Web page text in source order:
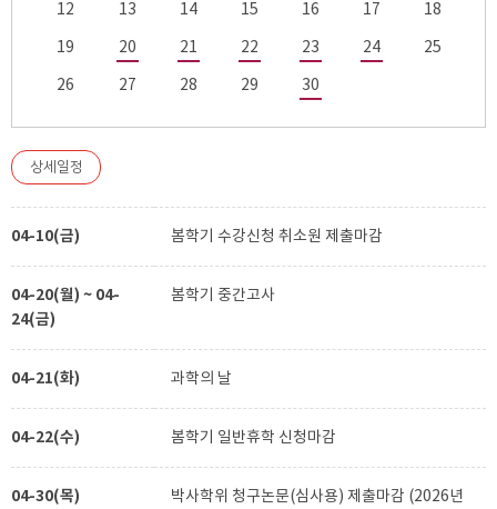
12 13 14 15 16 17 18
19 20 21 22 23 24 25
26 27 28 29 30
상세일정
04-10(금) 봄학기 수강신청 취소원 제출마감
04-20(월) ~ 04-
24(금)
봄학기 중간고사
04-21(화) 과학의 날
04-22(수) 봄학기 일반휴학 신청마감
04-30(목)
박사학위 청구논문(심사용) 제출마감 (2026년